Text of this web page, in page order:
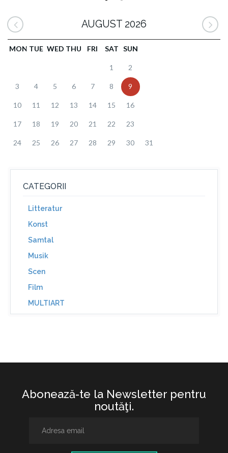
AUGUST 2026
MON TUE WED THU FRI SAT SUN
1 2
3 4 5 6 7 8 9
10 11 12 13 14 15 16
17 18 19 20 21 22 23
24 25 26 27 28 29 30 31
CATEGORII
Litteratur
Konst
Samtal
Musik
Scen
Film
MULTIART
Abonează-te la Newsletter pentru
noutăţi.